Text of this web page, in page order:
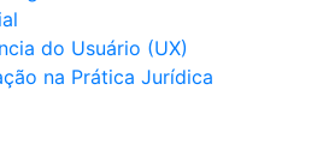
do Usuário (UX)
na Prática Jurídica